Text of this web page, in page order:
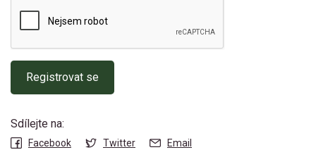
Registrovat se
Sdílejte na:
Facebook Twitter Email